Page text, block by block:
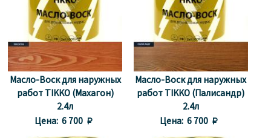
Масло-Воск для наружных
работ TIKKO (Махагон)
2.4л
Цена: 6 700 
Масло-Воск для наружных
работ TIKKO (Палисандр)
2.4л
Цена: 6 700 